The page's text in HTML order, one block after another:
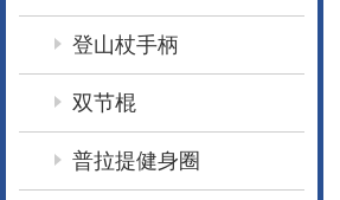
登山杖手柄
双节棍
普拉提健身圈